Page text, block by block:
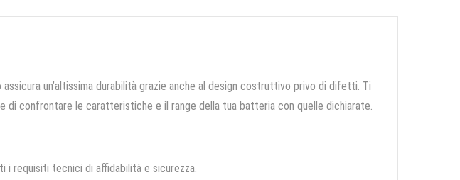
un’altissima durabilità grazie anche al design costruttivo privo di difetti. Ti
confrontare le caratteristiche e il range della tua batteria con quelle dichiarate.
requisiti tecnici di affidabilità e sicurezza.